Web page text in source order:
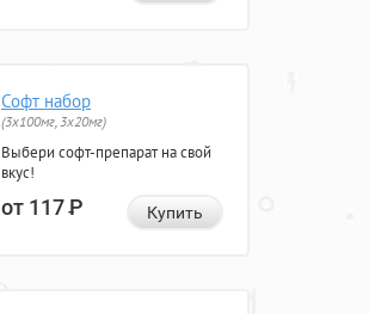
Софт набор
(3x100мг, 3x20мг)
Выбери софт-препарат на свой
вкус!
от 117Р Купить